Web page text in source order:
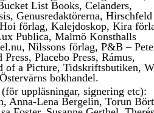
List Books, Celanders,
Genusredaktörerna,
förlag, Kalejdoskop, Kira
Publica, Malmö Konsthalls
Nilssons förlag, P&B –
Press, Placebo Press, Rámus,
of a Picture, Tidskriftsbutiken,
bokhandel.
uppläsningar, signering etc):
Anna-Lena Bergelin, Torun